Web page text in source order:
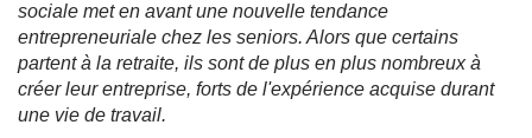
sociale met en avant une nouvelle tendance
entrepreneuriale chez les seniors. Alors que certains
partent à la retraite, ils sont de plus en plus nombreux à
créer leur entreprise, forts de l'expérience acquise durant
une vie de travail.